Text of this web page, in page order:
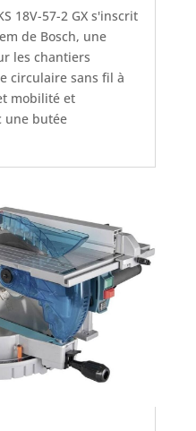
18V-57-2 GX s'inscrit
de Bosch, une
les chantiers
circulaire sans fil à
mobilité et
une butée